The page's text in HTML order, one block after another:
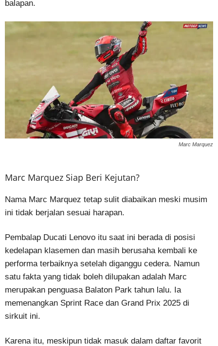
balapan.
Marc Marquez
Marc Marquez Siap Beri Kejutan?
Nama Marc Marquez tetap sulit diabaikan meski musim
ini tidak berjalan sesuai harapan.
Pembalap Ducati Lenovo itu saat ini berada di posisi
kedelapan klasemen dan masih berusaha kembali ke
performa terbaiknya setelah diganggu cedera. Namun
satu fakta yang tidak boleh dilupakan adalah Marc
merupakan penguasa Balaton Park tahun lalu. Ia
memenangkan Sprint Race dan Grand Prix 2025 di
sirkuit ini.
Karena itu, meskipun tidak masuk dalam daftar favorit